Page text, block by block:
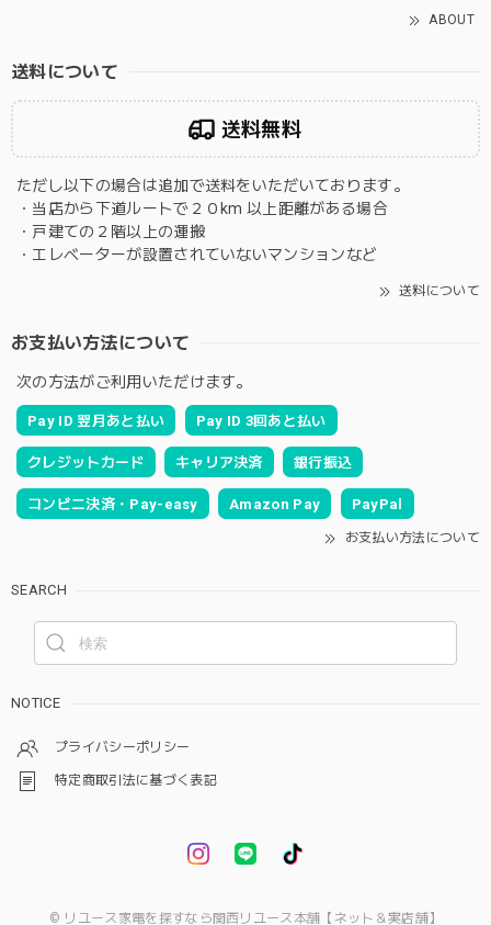
ABOUT
送料について
送料無料
ただし以下の場合は追加で送料をいただいております。
・当店から下道ルートで２０km 以上距離がある場合
・戸建ての２階以上の運搬
・エレベーターが設置されていないマンションなど
送料について
お支払い方法について
次の方法がご利用いただけます。
Pay ID 翌月あと払い Pay ID 3回あと払い
クレジットカード キャリア決済 銀行振込
コンビニ決済・Pay-easy Amazon Pay PayPal
お支払い方法について
SEARCH
NOTICE
プライバシーポリシー
特定商取引法に基づく表記
© リユース家電を探すなら関西リユース本舗【ネット＆実店舗】